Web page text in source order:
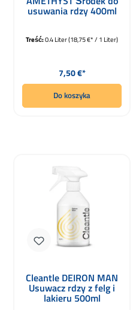
usuwania rdzy 400ml
Treść:0.4 Liter(18,75 €* / 1 Liter)
Cena regularna:
7,50 €*
Do koszyka
Cleantle DEIRON MAN
Usuwacz rdzy z felg i
lakieru 500ml